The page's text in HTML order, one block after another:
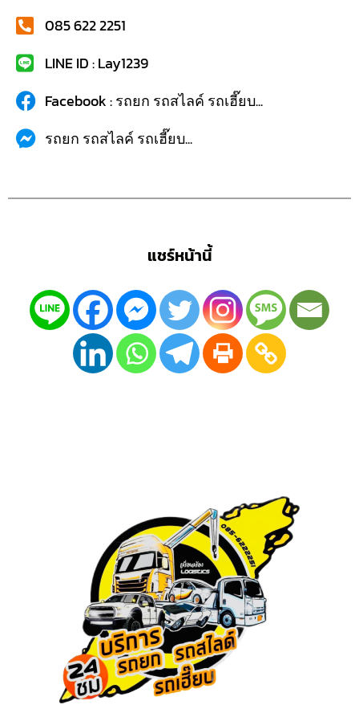
085 622 2251
LINE ID : Lay1239
Facebook : รถยก รถสไลค์ รถเฮี๊ยบ...
รถยก รถสไลค์ รถเฮี๊ยบ...
แชร์หน้านี้